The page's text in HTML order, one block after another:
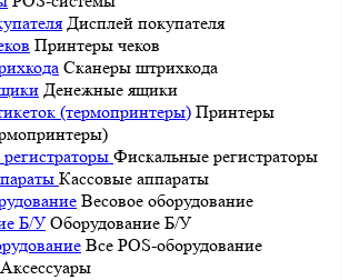
Дисплей покупателя
Принтеры чеков
Сканеры штрихкода
Денежные ящики
(термопринтеры) Принтеры
Фискальные регистраторы
Кассовые аппараты
Весовое оборудование
Б/У Оборудование Б/У
Все POS-оборудование
Аксессуары